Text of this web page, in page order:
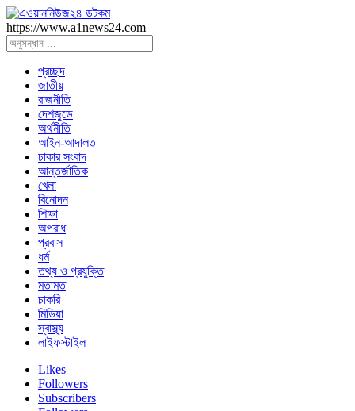
https://www.a1news24.com
প্রচ্ছদ
জাতীয়
রাজনীতি
দেশজুডে
অর্থনীতি
আইন-আদালত
ঢাকার সংবাদ
আন্তর্জাতিক
খেলা
বিনোদন
শিক্ষা
অপরাধ
প্রবাস
ধর্ম
তথ্য ও প্রযুক্তি
মতামত
চাকরি
মিডিয়া
স্বাস্থ্য
লাইফস্টাইল
Likes
Followers
Subscribers